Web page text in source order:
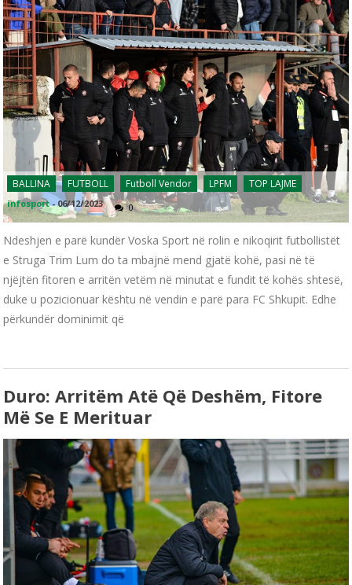
BALLINA FUTBOLL Futboll Vendor LPFM TOP LAJME
infosport -06/12/2023 0
Ndeshjen e parë kundër Voska Sport në rolin e nikoqirit futbollistët
e Struga Trim Lum do ta mbajnë mend gjatë kohë, pasi në të
njëjtën fitoren e arritën vetëm në minutat e fundit të kohës shtesë,
duke u pozicionuar kështu në vendin e parë para FC Shkupit. Edhe
përkundër dominimit që
Duro: Arritëm Atë Që Deshëm, Fitore
Më Se E Merituar